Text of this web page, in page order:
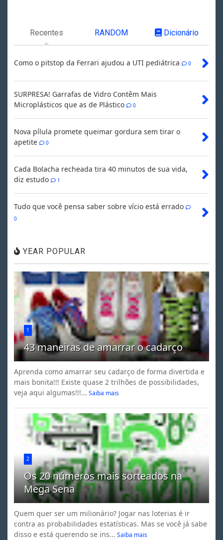
Recentes RANDOM Dicionário
Como o pitstop da Ferrari ajudou a UTI pediátrica 0
SURPRESA! Garrafas de Vidro Contêm Mais
Microplásticos que as de Plástico
0
Nova pílula promete queimar gordura sem tirar o
apetite
0
Cada Bolacha recheada tira 40 minutos de sua vida,
diz estudo
1
Tudo que você pensa saber sobre vício está errado
0
YEAR POPULAR
1
43 maneiras de amarrar o cadarço
Aprenda como amarrar seu cadarço de forma divertida e
mais bonita!!! Existe quase 2 trilhões de possibilidades,
veja aqui algumas!!!... Saiba mais
2
Os 20 números mais sorteados na
Mega Sena
Quem quer ser um milionário? Jogar nas loterias é ir
contra as probabilidades estatísticas. Mas se você já sabe
disso e está querendo se ins... Saiba mais